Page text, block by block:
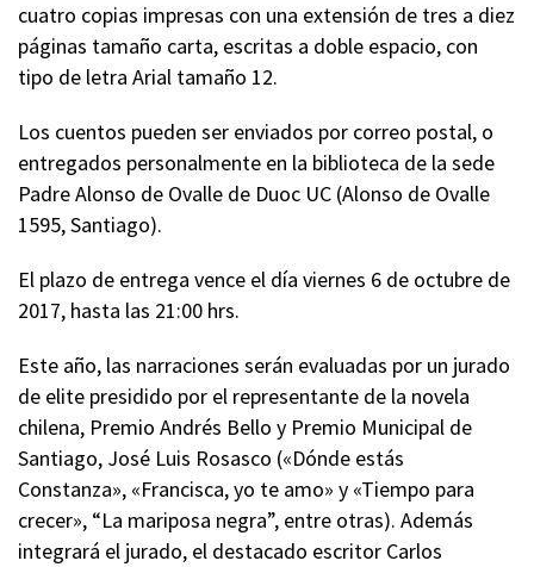
cuatro copias impresas con una extensión de tres a diez
páginas tamaño carta, escritas a doble espacio, con
tipo de letra Arial tamaño 12.
Los cuentos pueden ser enviados por correo postal, o
entregados personalmente en la biblioteca de la sede
Padre Alonso de Ovalle de Duoc UC (Alonso de Ovalle
1595, Santiago).
El plazo de entrega vence el día viernes 6 de octubre de
2017, hasta las 21:00 hrs.
Este año, las narraciones serán evaluadas por un jurado
de elite presidido por el representante de la novela
chilena, Premio Andrés Bello y Premio Municipal de
Santiago, José Luis Rosasco («Dónde estás
Constanza», «Francisca, yo te amo» y «Tiempo para
crecer», “La mariposa negra”, entre otras). Además
integrará el jurado, el destacado escritor Carlos